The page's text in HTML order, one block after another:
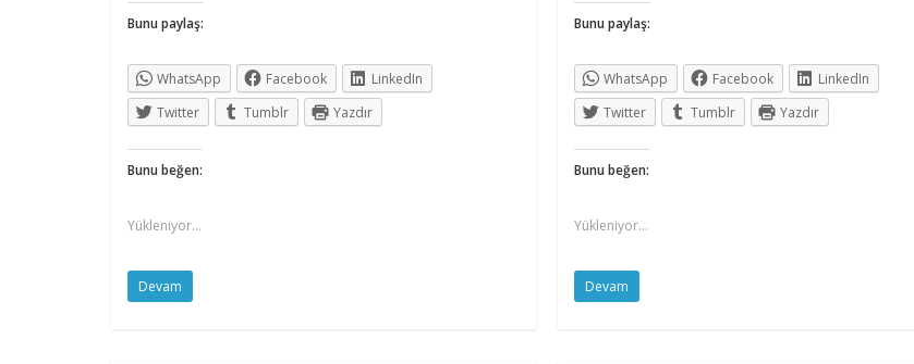
Bunu paylaş:
WhatsApp Facebook
LinkedIn
Twitter
Tumblr Yazdır
Bunu beğen:
Yükleniyor...
Devam
Bunu paylaş:
WhatsApp Facebook
LinkedIn
Twitter
Tumblr Yazdır
Bunu beğen:
Yükleniyor...
Devam